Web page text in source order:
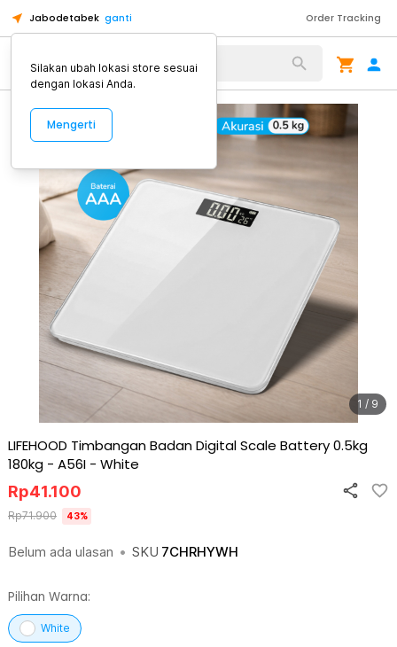
Jabodetabek ganti Order Tracking
Alat Kopi
1 / 9
LIFEHOOD Timbangan Badan Digital Scale Battery 0.5kg
180kg - A56I - White
Belum ada ulasan • SKU 7CHRHYWH
Rp41.100
Rp71.900 43%
Pilihan Warna:
White
Silakan ubah lokasi store sesuai
dengan lokasi Anda.
Mengerti